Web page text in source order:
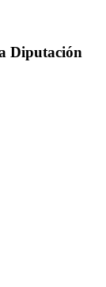
Diputación